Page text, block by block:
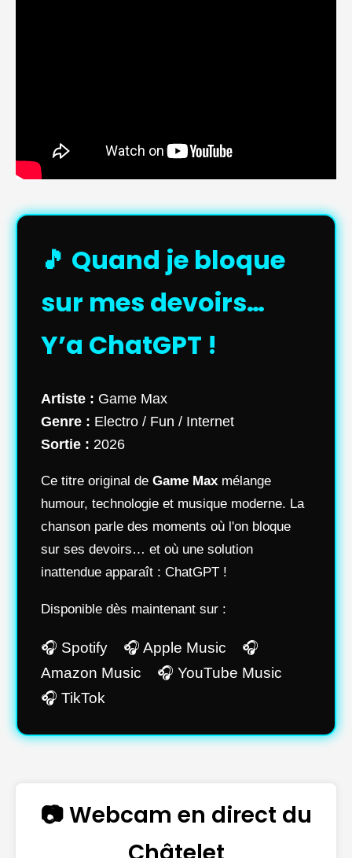
🎵 Quand je bloque
sur mes devoirs…
Y’a ChatGPT !
Artiste : Game Max
Genre : Electro / Fun / Internet
Sortie : 2026
Ce titre original de Game Max mélange
humour, technologie et musique moderne. La
chanson parle des moments où l'on bloque
sur ses devoirs… et où une solution
inattendue apparaît : ChatGPT !
Disponible dès maintenant sur :
🎧 Spotify 🎧 Apple Music 🎧
Amazon Music 🎧 YouTube Music
🎧 TikTok
📷 Webcam en direct du